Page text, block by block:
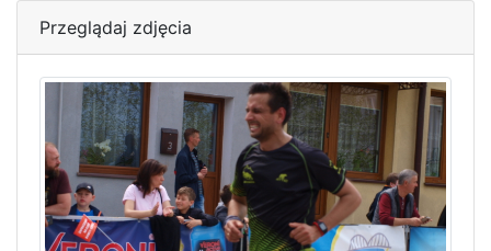
Przeglądaj zdjęcia